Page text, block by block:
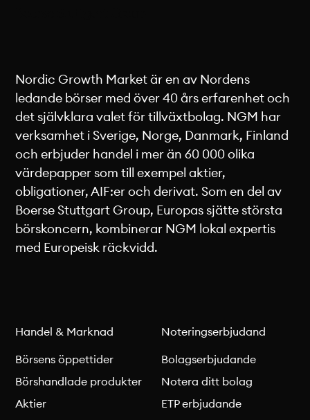
Nordic Growth Market är en av Nordens
ledande börser med över 40 års erfarenhet och
det självklara valet för tillväxtbolag. NGM har
verksamhet i Sverige, Norge, Danmark, Finland
och erbjuder handel i mer än 60 000 olika
värdepapper som till exempel aktier,
obligationer, AIF:er och derivat. Som en del av
Boerse Stuttgart Group, Europas sjätte största
börskoncern, kombinerar NGM lokal expertis
med Europeisk räckvidd.
Handel & Marknad
Börsens öppettider
Börshandlade produkter
Aktier
Noteringserbjudand
Bolagserbjudande
Notera ditt bolag
ETP erbjudande